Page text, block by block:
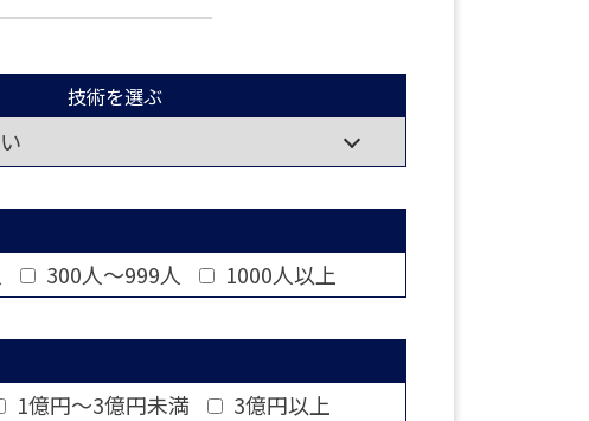
技術を選ぶ
300人～999人 1000人以上
1億円～3億円未満 3億円以上